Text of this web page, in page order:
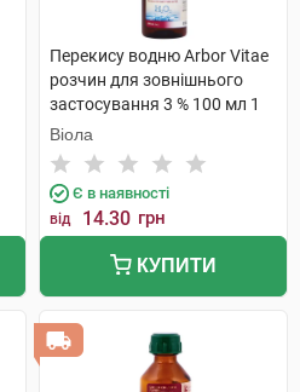
Перекису водню Arbor Vitae
розчин для зовнішнього
застосування 3 % 100 мл 1
флакон
Віола
Є в наявності
від 14.30 грн
КУПИТИ